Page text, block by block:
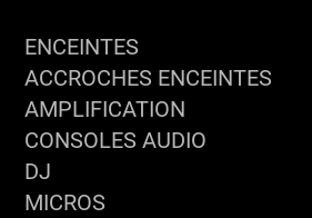
ENCEINTES
ACCROCHES ENCEINTES
AMPLIFICATION
CONSOLES AUDIO
DJ
MICROS